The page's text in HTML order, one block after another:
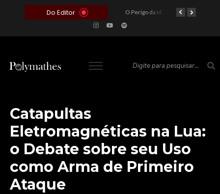
Do Editor
O Voto como Moeda: Clientelismo e o Analfabetismo Funcional Político no Brasil O Perigo da Ideologia Desenfreada na Justiça: Quando a Pauta Política Substitui a Pena Criminal
Catapultas
Eletromagnéticas na Lua:
o Debate sobre seu Uso
como Arma de Primeiro
Ataque